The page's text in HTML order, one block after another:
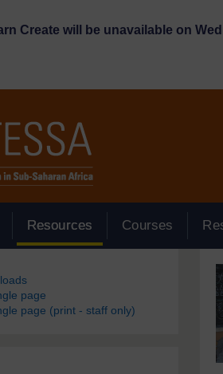
Create will be unavailable on
Resources Courses
page
page (print - staff only)